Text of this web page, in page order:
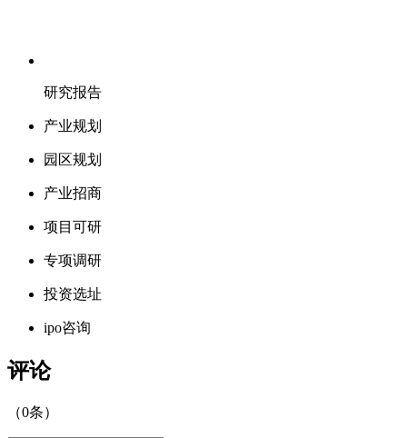
研究报告
产业规划
园区规划
产业招商
项目可研
专项调研
投资选址
ipo咨询
评论
（0条）